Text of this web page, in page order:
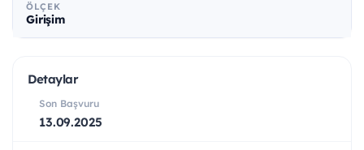
ÖLÇEK
Girişim
Detaylar
Son Başvuru
13.09.2025